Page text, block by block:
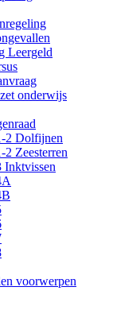
Leergeld
onderwijs
2 Dolfijnen
2 Zeesterren
Inktvissen
voorwerpen